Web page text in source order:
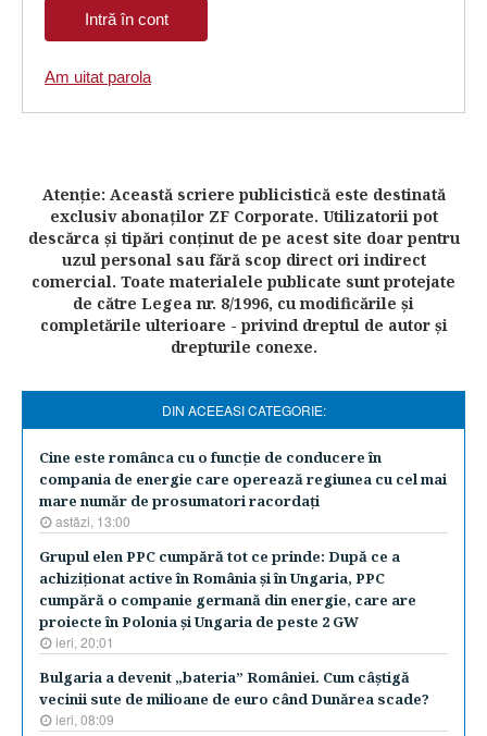
Am uitat parola
Atenţie: Această scriere publicistică este destinată
exclusiv abonaţilor ZF Corporate. Utilizatorii pot
descărca şi tipări conţinut de pe acest site doar pentru
uzul personal sau fără scop direct ori indirect
comercial. Toate materialele publicate sunt protejate
de către Legea nr. 8/1996, cu modificările şi
completările ulterioare - privind dreptul de autor şi
drepturile conexe.
DIN ACEEASI CATEGORIE:
Cine este românca cu o funcţie de conducere în
compania de energie care operează regiunea cu cel mai
mare număr de prosumatori racordaţi
astăzi, 13:00
Grupul elen PPC cumpără tot ce prinde: După ce a
achiziţionat active în România şi în Ungaria, PPC
cumpără o companie germană din energie, care are
proiecte în Polonia şi Ungaria de peste 2 GW
ieri, 20:01
Bulgaria a devenit „bateria” României. Cum câştigă
vecinii sute de milioane de euro când Dunărea scade?
ieri, 08:09